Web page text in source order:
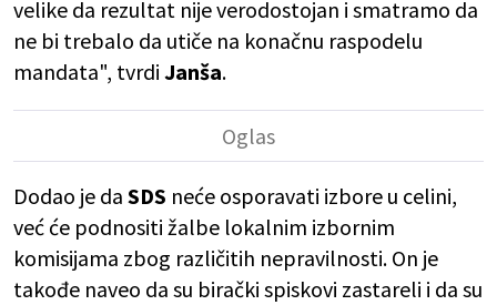
velike da rezultat nije verodostojan i smatramo da
ne bi trebalo da utiče na konačnu raspodelu
mandata", tvrdi Janša.
Dodao je da SDS neće osporavati izbore u celini,
već će podnositi žalbe lokalnim izbornim
komisijama zbog različitih nepravilnosti. On je
takođe naveo da su birački spiskovi zastareli i da su